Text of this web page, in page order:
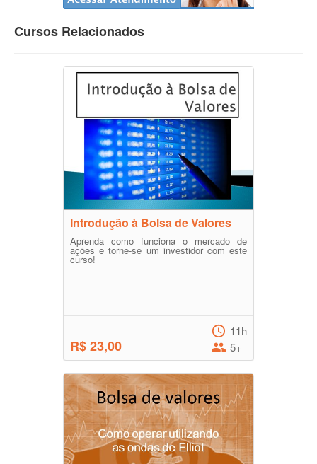
Cursos Relacionados
Introdução à Bolsa de Valores
Aprenda como funciona o mercado de
ações e torne-se um investidor com este
curso!
R$ 23,00
11h
5+